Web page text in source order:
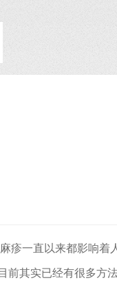
一直以来都影响着
前其实已经有很多方